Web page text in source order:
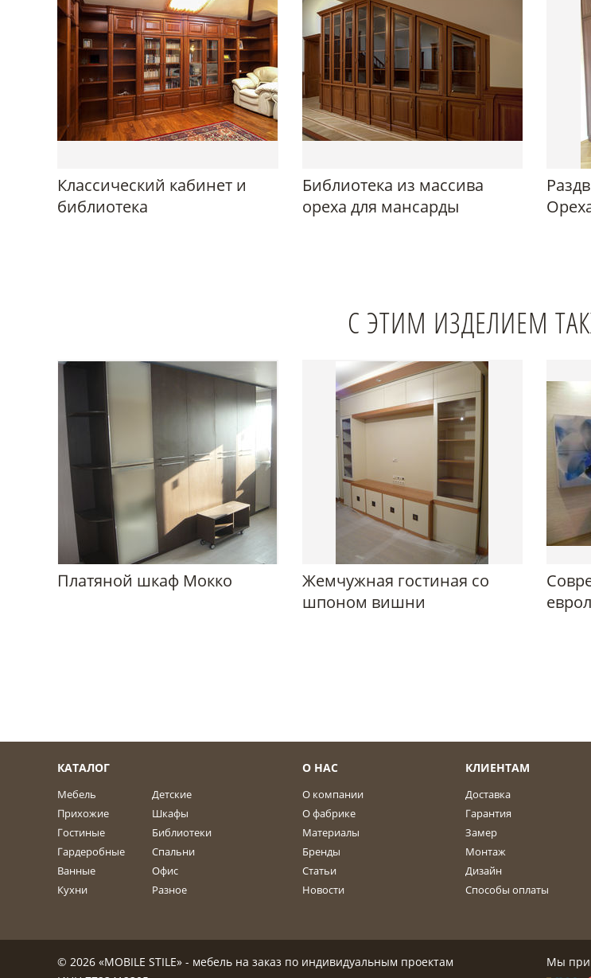
Классический кабинет и
библиотека
Библиотека из массива
ореха для мансарды
С ЭТИМ ИЗДЕЛИЕМ
Платяной шкаф Мокко
Жемчужная гостиная со
шпоном вишни
КАТАЛОГ
Мебель
Прихожие
Гостиные
Гардеробные
Ванные
Кухни
Детские
Шкафы
Библиотеки
Спальни
Офис
Разное
О НАС
О компании
О фабрике
Материалы
Бренды
Статьи
Новости
КЛИЕНТАМ
Доставка
Гарантия
Замер
Монтаж
Дизайн
Способы оплаты
© 2026 «MOBILE STILE» - мебель на заказ по индивидуальным проектам
Мы